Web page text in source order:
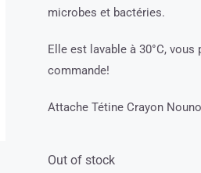
microbes et bactéries.
Elle est lavable à 30°C,
commande!
Attache Tétine Crayon
Out of stock